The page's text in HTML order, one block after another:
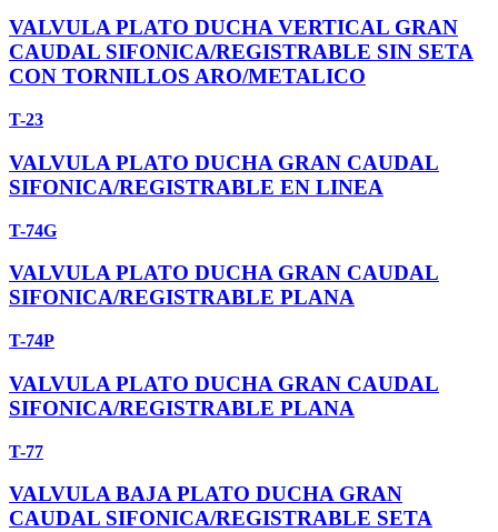
VALVULA PLATO DUCHA VERTICAL GRAN
CAUDAL SIFONICA/REGISTRABLE SIN SETA
CON TORNILLOS ARO/METALICO
T-23
VALVULA PLATO DUCHA GRAN CAUDAL
SIFONICA/REGISTRABLE EN LINEA
T-74G
VALVULA PLATO DUCHA GRAN CAUDAL
SIFONICA/REGISTRABLE PLANA
T-74P
VALVULA PLATO DUCHA GRAN CAUDAL
SIFONICA/REGISTRABLE PLANA
T-77
VALVULA BAJA PLATO DUCHA GRAN
CAUDAL SIFONICA/REGISTRABLE SETA